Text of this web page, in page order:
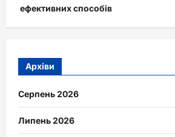
ефективних способів
Архіви
Серпень 2026
Липень 2026